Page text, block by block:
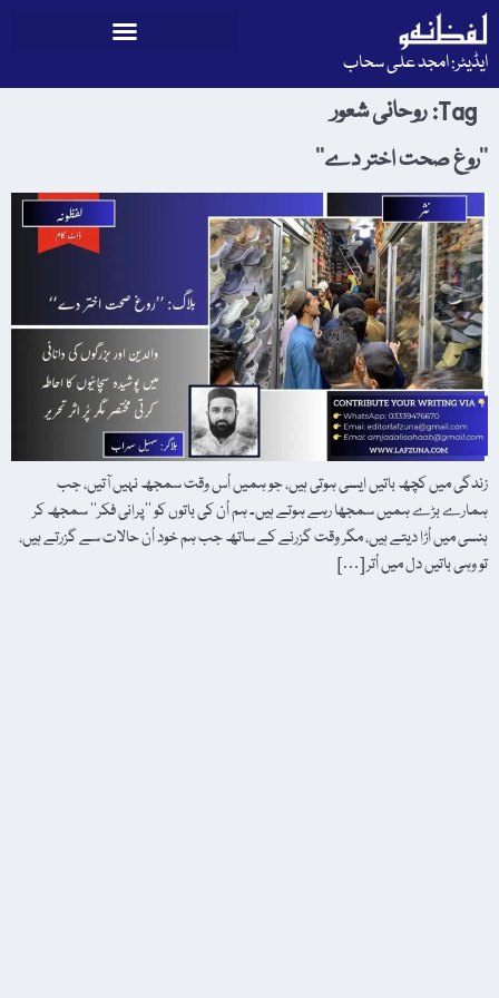
ایڈیٹر: امجد علی سحاب
Tag: روحانی شعور
’’روغ صحت اختر دے‘‘
زندگی میں کچھ باتیں ایسی ہوتی ہیں، جو ہمیں اُس وقت سمجھ نہیں آتیں، جب
ہمارے بڑے ہمیں سمجھا رہے ہوتے ہیں۔ ہم اُن کی باتوں کو ’’پرانی فکر‘‘ سمجھ کر
ہنسی میں اُڑا دیتے ہیں، مگر وقت گزرنے کے ساتھ جب ہم خود اُن حالات سے گزرتے ہیں،
تو وہی باتیں دل میں اُتر […]